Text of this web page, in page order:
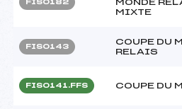
FIS0182
MONDE
MIXTE
FIS0143
COUPE DU
RELAIS
FIS0141.FFS COUPE DU